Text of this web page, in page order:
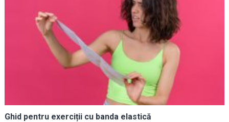
Ghid pentru exerciții cu banda elastică